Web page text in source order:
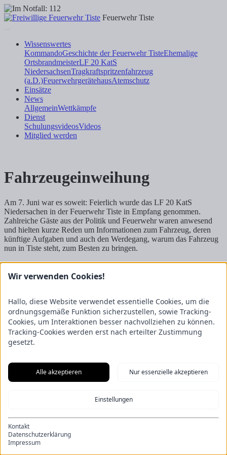
Feuerwehr Tiste
Wissenswertes
KommandoGeschichte der Feuerwehr TisteEhemalige
OrtsbrandmeisterLF 20 KatS
NiedersachsenTragkraftspritzenfahrzeug
(a.D.)FeuerwehrgerätehausAtemschutz
Einsätze
News
AllgemeinWettkämpfe
Dienst
SchulungsvideosVideos
Mitglied werden
Fahrzeugeinweihung
Am 7. Juni war es soweit: Feierlich wurde das LF 20 KatS
Niedersachen in der Feuerwehr Tiste in Empfang genommen.
Zahlreiche Gäste aus der Politik und Feuerwehr waren anwesend
und hielten kurze Reden um Informationen zum Fahrzeug, deren
künftige Aufgaben und auch den Werdegang, warum das Fahrzeug
nun in Tiste steht, zum Besten zu bringen.
Durch Ortsbrandmeister Matthias Reith wurde durch das Programm
geführt und die einzelnen Redner vorgestellt.
bei leckerem brasilianischen Grillbuffet aus.
Rauchwarnmelder löst aus Vater-Kind-Zelten zum 29. mal
Freiwillige Feuerwehr Tiste
Ostetal 3
Vertreten durch den Ortsbrandmeister Matthias Reith
Stellvertretender Ortsbrandmeister Luca Schmellekamp
Wichtiges
Soziale Netzwerke
Instagram facebookYouTube
Wir verwenden Cookies!
Hallo, diese Website verwendet essentielle Cookies, um die
ordnungsgemäße Funktion sicherzustellen, sowie Tracking-
Cookies, um Interaktionen besser nachvollziehen zu können.
Tracking-Cookies werden erst nach erteilter Zustimmung
gesetzt.
Alle akzeptieren Nur essenzielle akzeptieren
Einstellungen
Kontakt
Datenschutzerklärung
Impressum